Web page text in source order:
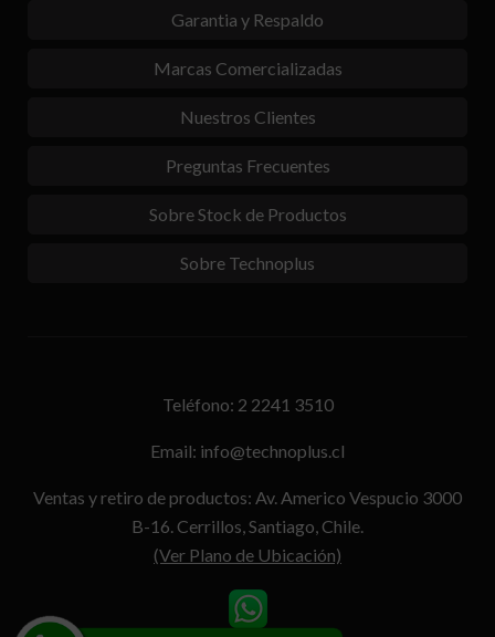
Garantia y Respaldo
Marcas Comercializadas
Nuestros Clientes
Preguntas Frecuentes
Sobre Stock de Productos
Sobre Technoplus
Teléfono: 2 2241 3510
Email: info@technoplus.cl
Ventas y retiro de productos: Av. Americo Vespucio 3000
B-16. Cerrillos, Santiago, Chile.
(Ver Plano de Ubicación)